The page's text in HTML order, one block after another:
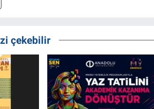
çekebilir